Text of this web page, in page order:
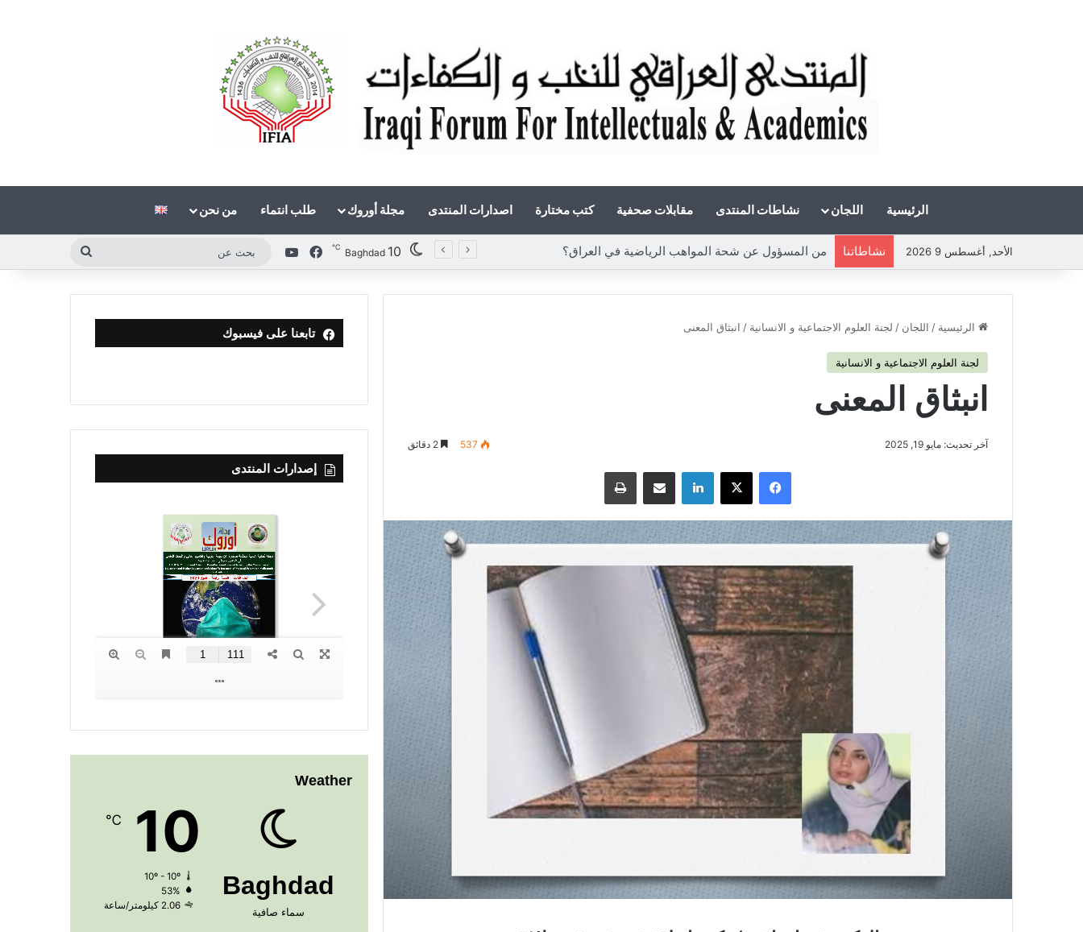
الرئيسية اللجان نشاطات المنتدى مقابلات صحفية كتب مختارة اصدارات المنتدى مجلة أوروك طلب انتماء من نحن
الأحد, أغسطس 9 2026 نشاطاتنا من المسؤول عن شحة المواهب الرياضية في العراق؟ Baghdad 10
℃ فيسبوك‫YouTube
الرئيسية / اللجان / لجنة العلوم الاجتماعية و الانسانية / انبثاق المعنى
لجنة العلوم الاجتماعية و الانسانية
انبثاق المعنى
آخر تحديث: مايو 19, 2025 537
فيسبوك لينكدإن
تابعنا على فيسبوك
إصدارات المنتدى
Weather
Baghdad
سماء صافية
10
℃
10º - 10º
53%
2.06 كيلومتر/ساعة